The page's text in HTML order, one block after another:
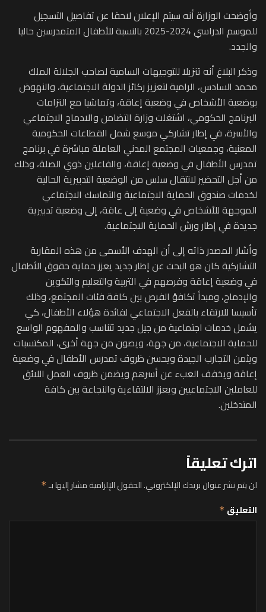
وأوضحت الوزارة أنه سيتم الإعلان لاحقا عن تفاصيل التسجيل
للموسم الدراسي 2024-2025 بالنسبة للأطفال المتمدرسين حاليا
والجدد.
وذكر البلاغ أنه تنزيلا للتوجيهات السامية لصاحب الجلالة الملك
محمد السادس، الرامية لتعزيز ركائز الدولة الاجتماعية، والنهوض
بوضعية الأشخاص في وضعية إعاقة، وتماشيا مع التزامات
البرنامج الحكومي، اشتغلت وزارة التضامن والادماج الاجتماعي
والأسرة، في إطار تشاركي موسع شمل القطاعات الحكومية
المعنية، وجمعيات المجتمع المدني العاملة مباشرة في برنامج
تمدرس الأطفال في وضعية إعاقة، والفاعلين ذوي الصلة، وذلك
من أجل التحضير لانتقال سلس من الوضعية التدبيرية الحالية
لخدمات صندوق الحماية الاجتماعية والتماسك الاجتماعي
الموجهة للأشخاص في وضعية إلى عاقة، إلى وضعية تدبيرية
جديدة في إطار ورش الحماية الاجتماعية.
وأشار المصدر ذاته إلى أن الهدف الأسمى من هذه المقاربة
التشاركية كان هو البحث عن إطار جديد يعزز حماية حقوق الأطفال
في وضعية إعاقة وفرصهم في التربية والتعليم والتكوين
والإدماج، ومبدأ تكافؤ الفرص بين كافة فئات المجتمع، وذلك
تأسيسا للارتقاء بالفعل الاجتماعي لفائدة هؤلاء الأطفال، كي
يشمل خدمات اجتماعية من جيل جديد تتناسب والمفهوم الواسع
للحماية الاجتماعية، من جهة، ويصون من جهة أخرى، المكتسبات
ويثمن التجارب الجيدة ويحسن ظروف تمدرس الأطفال في وضعية
إعاقة ويخفف العبء عن أسرهم ويضمن ظروف العمل اللائق
للعاملين الاجتماعيين ويعزز الالتقاءية والنجاعة بين كافة
المتدخلين.
اترك تعليقاً
لن يتم نشر عنوان بريدك الإلكتروني.الحقول الإلزامية مشار إليها بـ*
التعليق *